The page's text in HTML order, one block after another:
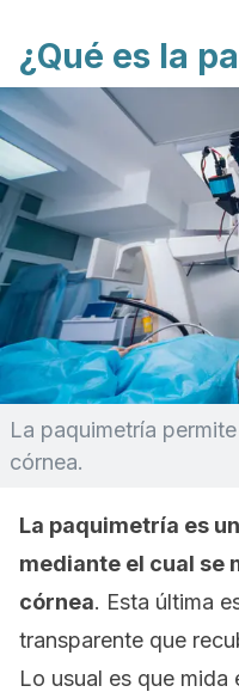
¿Qué es la
La paquimetría
córnea.
La paquimetría es
mediante el cual se
córnea. Esta última
transparente que
Lo usual es que